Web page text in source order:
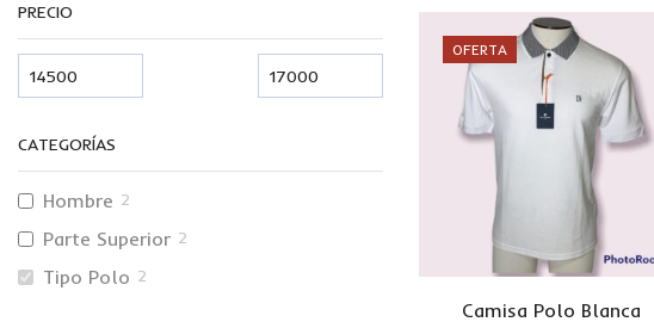
OFERTA
Camisa Polo Blanca
PRECIO
CATEGORÍAS
Hombre 2
Parte Superior 2
Tipo Polo 2